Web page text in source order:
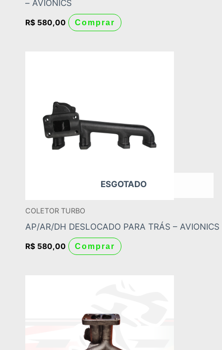
– AVIONICS
R$ 580,00 Comprar
ESGOTADO
COLETOR TURBO
AP/AR/DH DESLOCADO PARA TRÁS – AVIONICS
R$ 580,00 Comprar